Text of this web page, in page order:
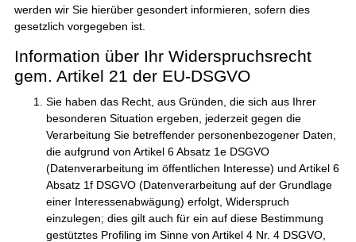
werden wir Sie hierüber gesondert informieren, sofern dies
gesetzlich vorgegeben ist.
Information über Ihr Widerspruchsrecht
gem. Artikel 21 der EU-DSGVO
Sie haben das Recht, aus Gründen, die sich aus Ihrer
besonderen Situation ergeben, jederzeit gegen die
Verarbeitung Sie betreffender personenbezogener Daten,
die aufgrund von Artikel 6 Absatz 1e DSGVO
(Datenverarbeitung im öffentlichen Interesse) und Artikel 6
Absatz 1f DSGVO (Datenverarbeitung auf der Grundlage
einer Interessenabwägung) erfolgt, Widerspruch
einzulegen; dies gilt auch für ein auf diese Bestimmung
gestütztes Profiling im Sinne von Artikel 4 Nr. 4 DSGVO,